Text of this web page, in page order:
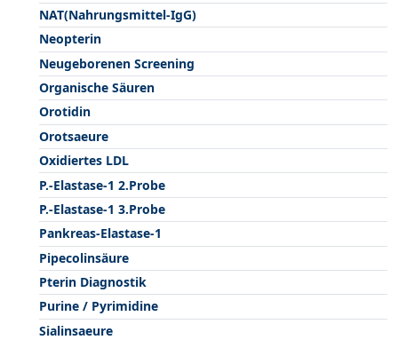
NAT(Nahrungsmittel-IgG)
Neopterin
Neugeborenen Screening
Organische Säuren
Orotidin
Orotsaeure
Oxidiertes LDL
P.-Elastase-1 2.Probe
P.-Elastase-1 3.Probe
Pankreas-Elastase-1
Pipecolinsäure
Pterin Diagnostik
Purine / Pyrimidine
Sialinsaeure